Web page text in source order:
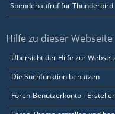
Spendenaufruf für Thunderbird
Hilfe zu dieser Webseite
Übersicht der Hilfe zur
Die Suchfunktion benutzen
Foren-Benutzerkonto -